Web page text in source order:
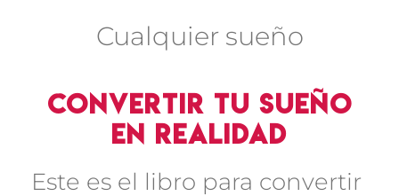
Cualquier sueño
Convertir tu sueño
en realidad
Este es el libro para convertir